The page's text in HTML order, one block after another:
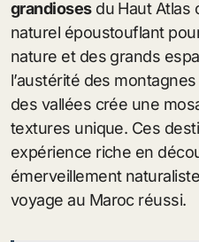
grandiosesdu Haut Atlas
naturel époustouflant
nature et des grands
l’austérité des
des vallées crée une
textures unique. Ces
expérience riche en
émerveillement
voyage au Maroc réussi.